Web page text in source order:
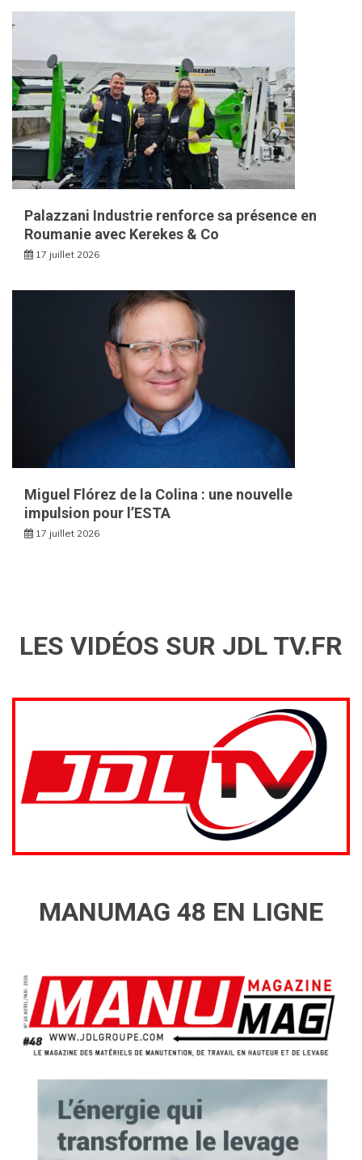
Palazzani Industrie renforce sa présence en
Roumanie avec Kerekes & Co
17 juillet 2026
Miguel Flórez de la Colina : une nouvelle
impulsion pour l’ESTA
17 juillet 2026
LES VIDÉOS SUR JDL TV.FR
MANUMAG 48 EN LIGNE